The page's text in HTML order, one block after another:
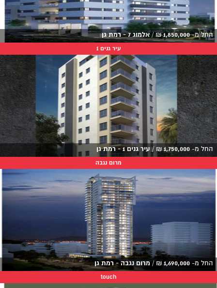
החל מ-1,850,000
₪
/אלמוג 7 - רמת גן
עיר גנים 1
החל מ- 1,750,000
₪
/ עיר גנים 1 - רמת גן
מרום נגבה
החל מ- 1,690,000
₪
/ מרום נגבה - רמת גן
touch